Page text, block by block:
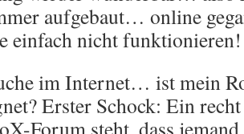
aufgebaut… online
einfach nicht funktionieren!
im Internet… ist mein
Erster Schock: Ein
Forum steht, dass